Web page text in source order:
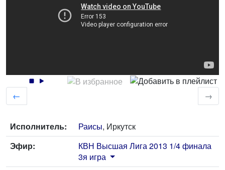
← →
Исполнитель: Раисы, Иркутск
Эфир:
КВН Высшая Лига 2013 1/4 финала
3я игра